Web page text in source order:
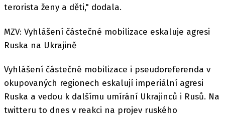
terorista ženy a děti," dodala.
MZV: Vyhlášení částečné mobilizace eskaluje agresi
Ruska na Ukrajině
Vyhlášení částečné mobilizace i pseudoreferenda v
okupovaných regionech eskalují imperiální agresi
Ruska a vedou k dalšímu umírání Ukrajinců i Rusů. Na
twitteru to dnes v reakci na projev ruského